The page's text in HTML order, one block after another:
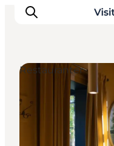
Inspiration
Destinationer
Oplevelser
Restauranter